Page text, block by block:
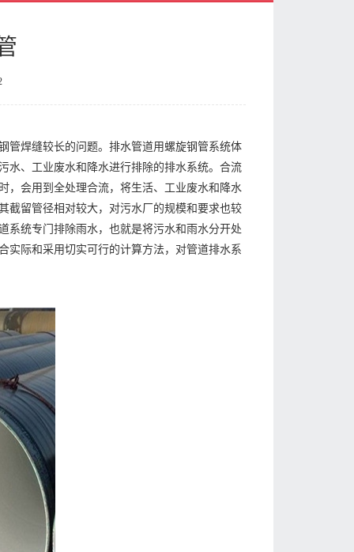
管焊缝较长的问题。排水管道用螺旋钢管系统体
水、工业废水和降水进行排除的排水系统。合流
，会用到全处理合流，将生活、工业废水和降水
截留管径相对较大，对污水厂的规模和要求也较
系统专门排除雨水，也就是将污水和雨水分开处
实际和采用切实可行的计算方法，对管道排水系